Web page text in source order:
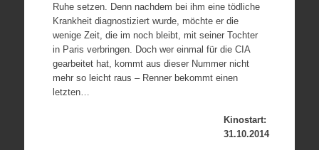
Ruhe setzen. Denn nachdem bei ihm eine tödliche
Krankheit diagnostiziert wurde, möchte er die
wenige Zeit, die im noch bleibt, mit seiner Tochter
in Paris verbringen. Doch wer einmal für die CIA
gearbeitet hat, kommt aus dieser Nummer nicht
mehr so leicht raus – Renner bekommt einen
letzten…
Kinostart:
31.10.2014